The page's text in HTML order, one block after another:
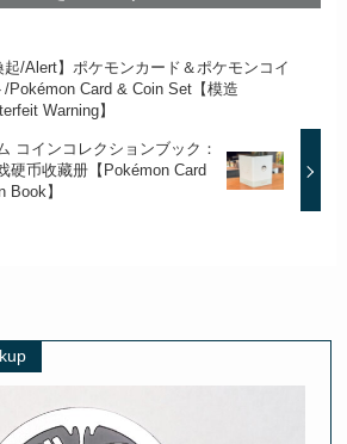
起/Alert】ポケモンカード＆ポケモンコイ
/Pokémon Card & Coin Set【模造
Warning】
コインコレクションブック：
硬币收藏册【Pokémon Card
Book】